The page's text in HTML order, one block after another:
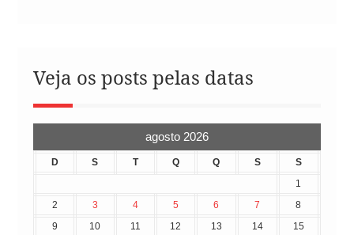
Veja os posts pelas datas
agosto 2026
D S T Q Q S
S
1
2
3 4 5 6 7
8
9
10 11 12 13 14
15